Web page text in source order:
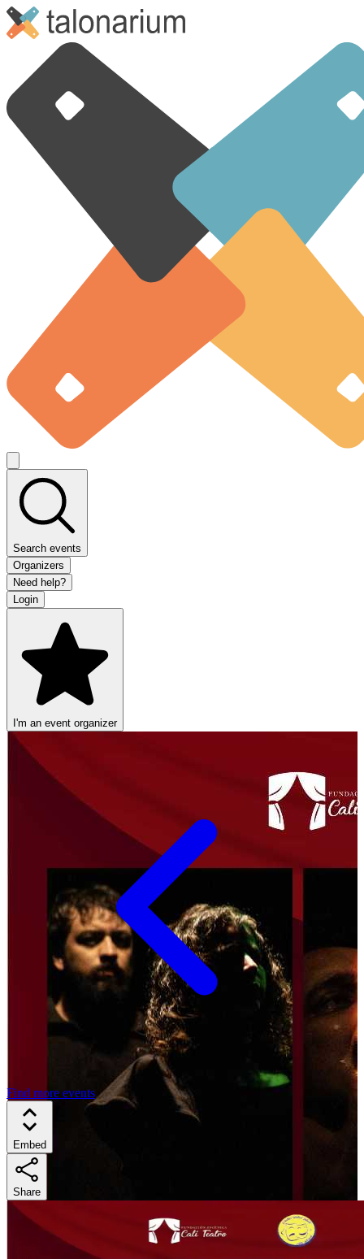
Search events
Organizers
Need help?
Login
I'm an event organizer
Find more events
Embed
Share